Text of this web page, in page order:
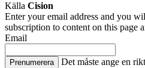
Källa Cision
Enter your email address and you
subscription to content on this page
Email
Prenumerera Det måste ange en